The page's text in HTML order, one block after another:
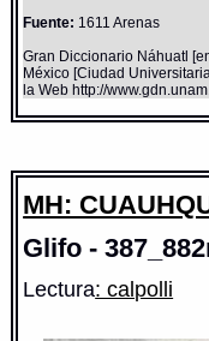
Fuente: 1611 Arenas
Gran Diccionario Náhuatl
México [Ciudad
la Web http://
MH:
Glifo -
Lectura: calpolli